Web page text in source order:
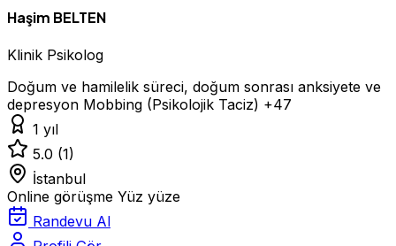
Haşim BELTEN
Klinik Psikolog
Doğum ve hamilelik süreci, doğum sonrası anksiyete ve
depresyon Mobbing (Psikolojik Taciz) +47
1 yıl
5.0 (1)
İstanbul
Online görüşme Yüz yüze
Randevu Al